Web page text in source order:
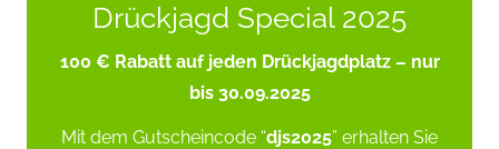
Drückjagd Special 2025
100 € Rabatt auf jeden Drückjagdplatz – nur
bis 30.09.2025
Mit dem Gutscheincode “djs2025” erhalten Sie